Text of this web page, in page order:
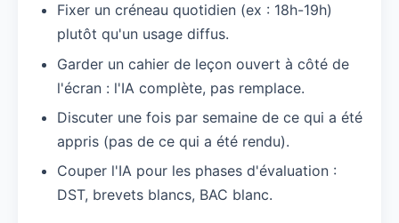
Fixer un créneau quotidien (ex : 18h-19h)
plutôt qu'un usage diffus.
Garder un cahier de leçon ouvert à côté de
l'écran : l'IA complète, pas remplace.
Discuter une fois par semaine de ce qui a été
appris (pas de ce qui a été rendu).
Couper l'IA pour les phases d'évaluation :
DST, brevets blancs, BAC blanc.